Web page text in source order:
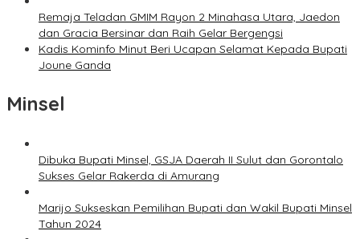
Remaja Teladan GMIM Rayon 2 Minahasa Utara, Jaedon
dan Gracia Bersinar dan Raih Gelar Bergengsi
Kadis Kominfo Minut Beri Ucapan Selamat Kepada Bupati
Joune Ganda
Minsel
Dibuka Bupati Minsel, GSJA Daerah II Sulut dan Gorontalo
Sukses Gelar Rakerda di Amurang
Marijo Sukseskan Pemilihan Bupati dan Wakil Bupati Minsel
Tahun 2024